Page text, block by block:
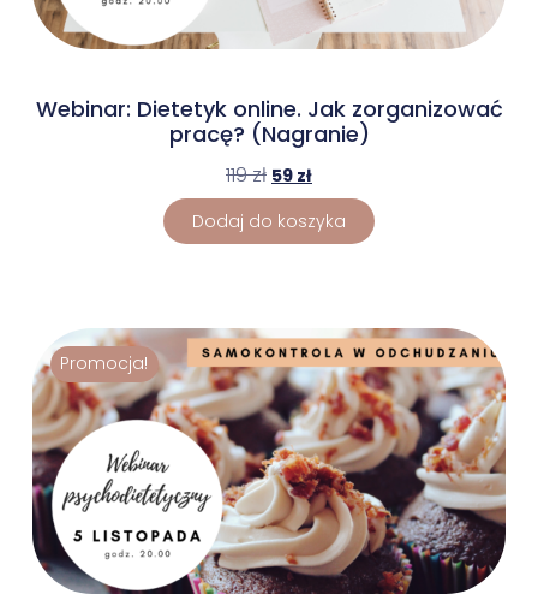
Webinar: Dietetyk online. Jak zorganizować
pracę? (Nagranie)
119zł 59 zł
Dodaj do koszyka
Promocja!